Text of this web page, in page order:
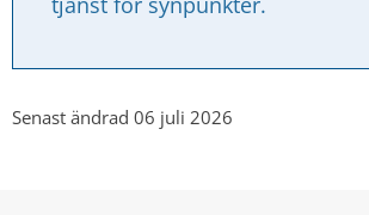
Senast ändrad 06 juli 2026